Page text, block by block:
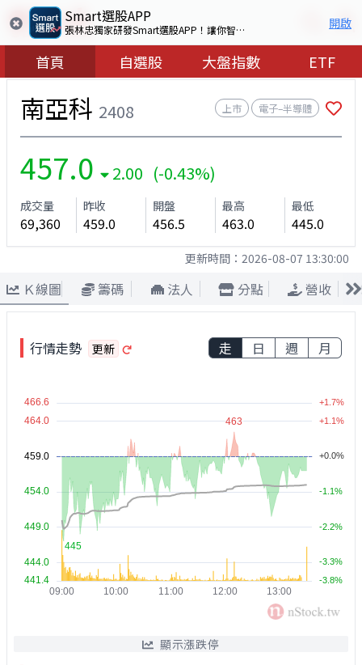
Smart選股APP
張林忠獨家研發Smart選股APP！讓你智慧看盤選出好股票 開啟
首頁 自選股 大盤指數 ETF
南亞科 2408 上市 電子–半導體
457.0 2.00 (-0.43%)
成交量
69,360
昨收
459.0
開盤
456.5
最高
463.0
最低
445.0
更新時間： 2026-08-07 13:30:00
Ｋ線圖 籌碼 法人 分點 營收
行情走勢 更新 走 日 週 月
顯示漲跌停